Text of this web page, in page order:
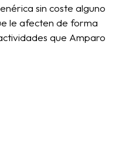
sin coste alguno
le afecten de forma
que Amparo